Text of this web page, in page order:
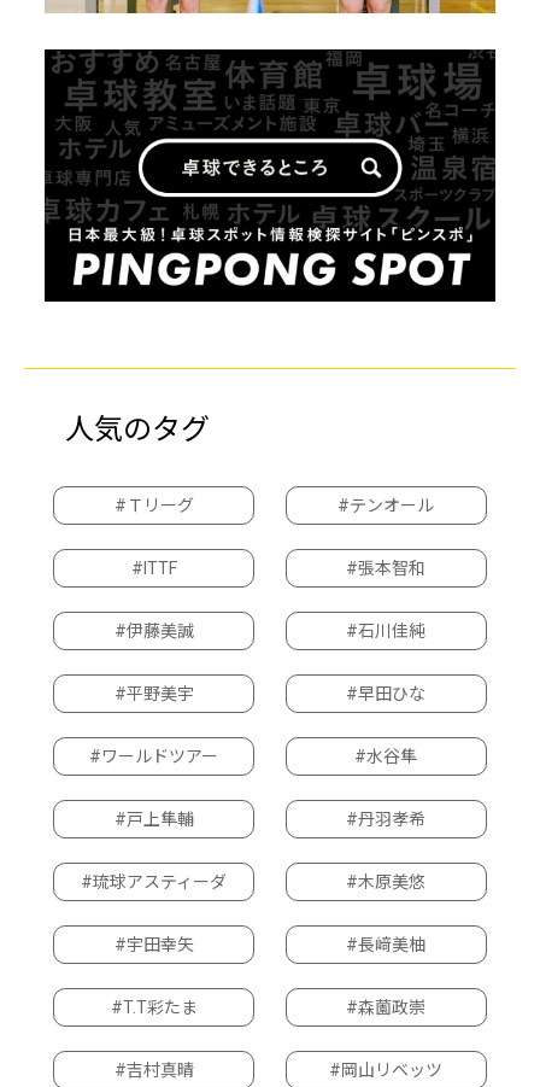
人気のタグ
#Ｔリーグ #テンオール
#ITTF #張本智和
#伊藤美誠 #石川佳純
#平野美宇 #早田ひな
#ワールドツアー #水谷隼
#戸上隼輔 #丹羽孝希
#琉球アスティーダ #木原美悠
#宇田幸矢 #長﨑美柚
#T.T彩たま #森薗政崇
#吉村真晴 #岡山リベッツ